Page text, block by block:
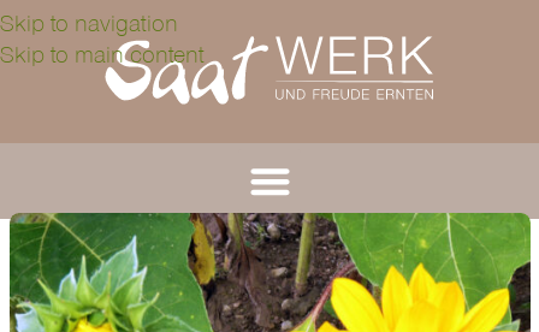
Skip to navigation
Skip to main content